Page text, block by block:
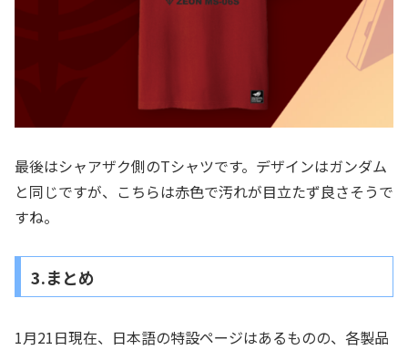
最後はシャアザク側のTシャツです。デザインはガンダム
と同じですが、こちらは赤色で汚れが目立たず良さそうで
すね。
3.まとめ
1月21日現在、日本語の特設ページはあるものの、各製品